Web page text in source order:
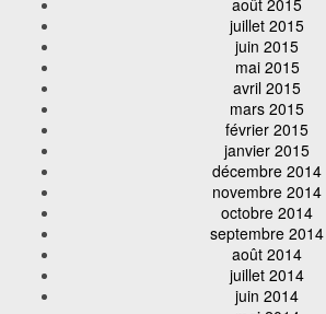
août 2015
juillet 2015
juin 2015
mai 2015
avril 2015
mars 2015
février 2015
janvier 2015
décembre 2014
novembre 2014
octobre 2014
septembre 2014
août 2014
juillet 2014
juin 2014